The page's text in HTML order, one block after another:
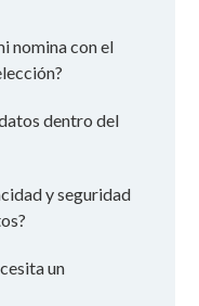
nomina con el
dentro del
y seguridad
un